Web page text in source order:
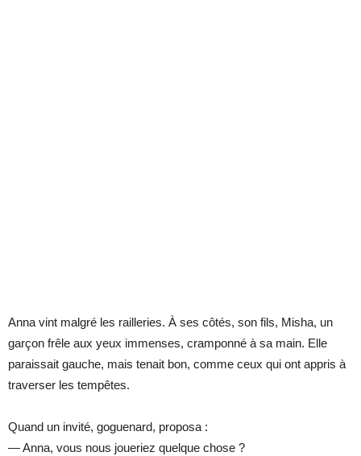
Anna vint malgré les railleries. À ses côtés, son fils, Misha, un
garçon frêle aux yeux immenses, cramponné à sa main. Elle
paraissait gauche, mais tenait bon, comme ceux qui ont appris à
traverser les tempêtes.
Quand un invité, goguenard, proposa :
— Anna, vous nous joueriez quelque chose ?